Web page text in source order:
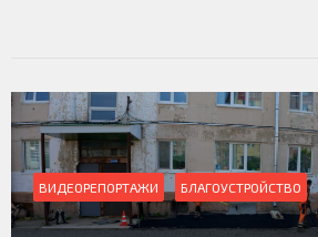
ВИДЕОРЕПОРТАЖИ